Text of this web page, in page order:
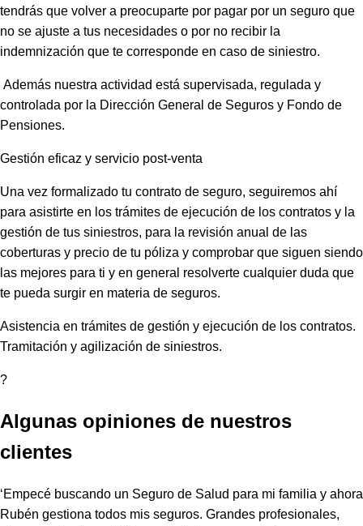
tendrás que volver a preocuparte por pagar por un seguro que
no se ajuste a tus necesidades o por no recibir la
indemnización que te corresponde en caso de siniestro.
Además nuestra actividad está supervisada, regulada y
controlada por la Dirección General de Seguros y Fondo de
Pensiones.
Gestión eficaz y servicio post-venta
Una vez formalizado tu contrato de seguro, seguiremos ahí
para asistirte en los trámites de ejecución de los contratos y la
gestión de tus siniestros, para la revisión anual de las
coberturas y precio de tu póliza y comprobar que siguen siendo
las mejores para ti y en general resolverte cualquier duda que
te pueda surgir en materia de seguros.
Asistencia en trámites de gestión y ejecución de los contratos.
Tramitación y agilización de siniestros.
?
Algunas opiniones de nuestros
clientes
‘Empecé buscando un Seguro de Salud para mi familia y ahora
Rubén gestiona todos mis seguros. Grandes profesionales,